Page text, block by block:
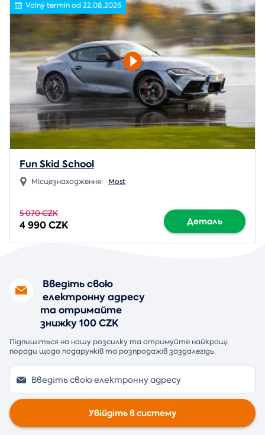
Volný termín od 22.08.2026
Fun Skid School
Місцезнаходження: Most
5 070 CZK
4 990 CZK Деталь
Введіть свою
електронну адресу
та отримайте
знижку 100 CZK
Підпишіться на нашу розсилку та отримуйте найкращі
поради щодо подарунків та розпродажів заздалегідь.
Увійдіть в систему